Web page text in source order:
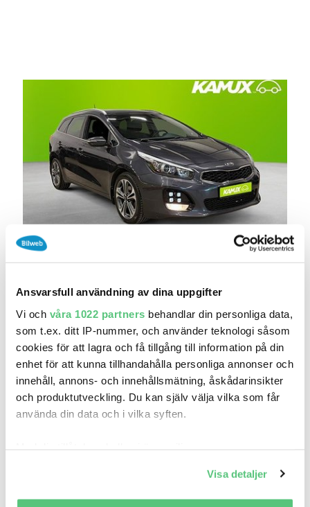
Ansvarsfull användning av dina uppgifter
Vi och våra 1022 partners behandlar din personliga data,
som t.ex. ditt IP-nummer, och använder teknologi såsom
cookies för att lagra och få tillgång till information på din
enhet för att kunna tillhandahålla personliga annonser och
innehåll, annons- och innehållsmätning, åskådarinsikter
och produktutveckling. Du kan själv välja vilka som får
använda din data och i vilka syften.
som kan ha en noggrannhet på upp till flera meter
Identifiera din enhet genom att aktivt skanna den
Visa detaljer
24 jul 20:24
Kia Cee´d Ceed sw 1.6 CRDi DCT GT-line Drag
Pris99 800 kr Beräkna månadskostnad
Kamux Västerås
17 800 2016 Drivmedel:
Gratis historik (17)
Räkna på försäkring
Jämför